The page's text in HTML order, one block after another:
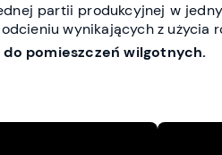
partii produkcyjnej w
wynikających z użycia
pomieszczeń wilgotnych.